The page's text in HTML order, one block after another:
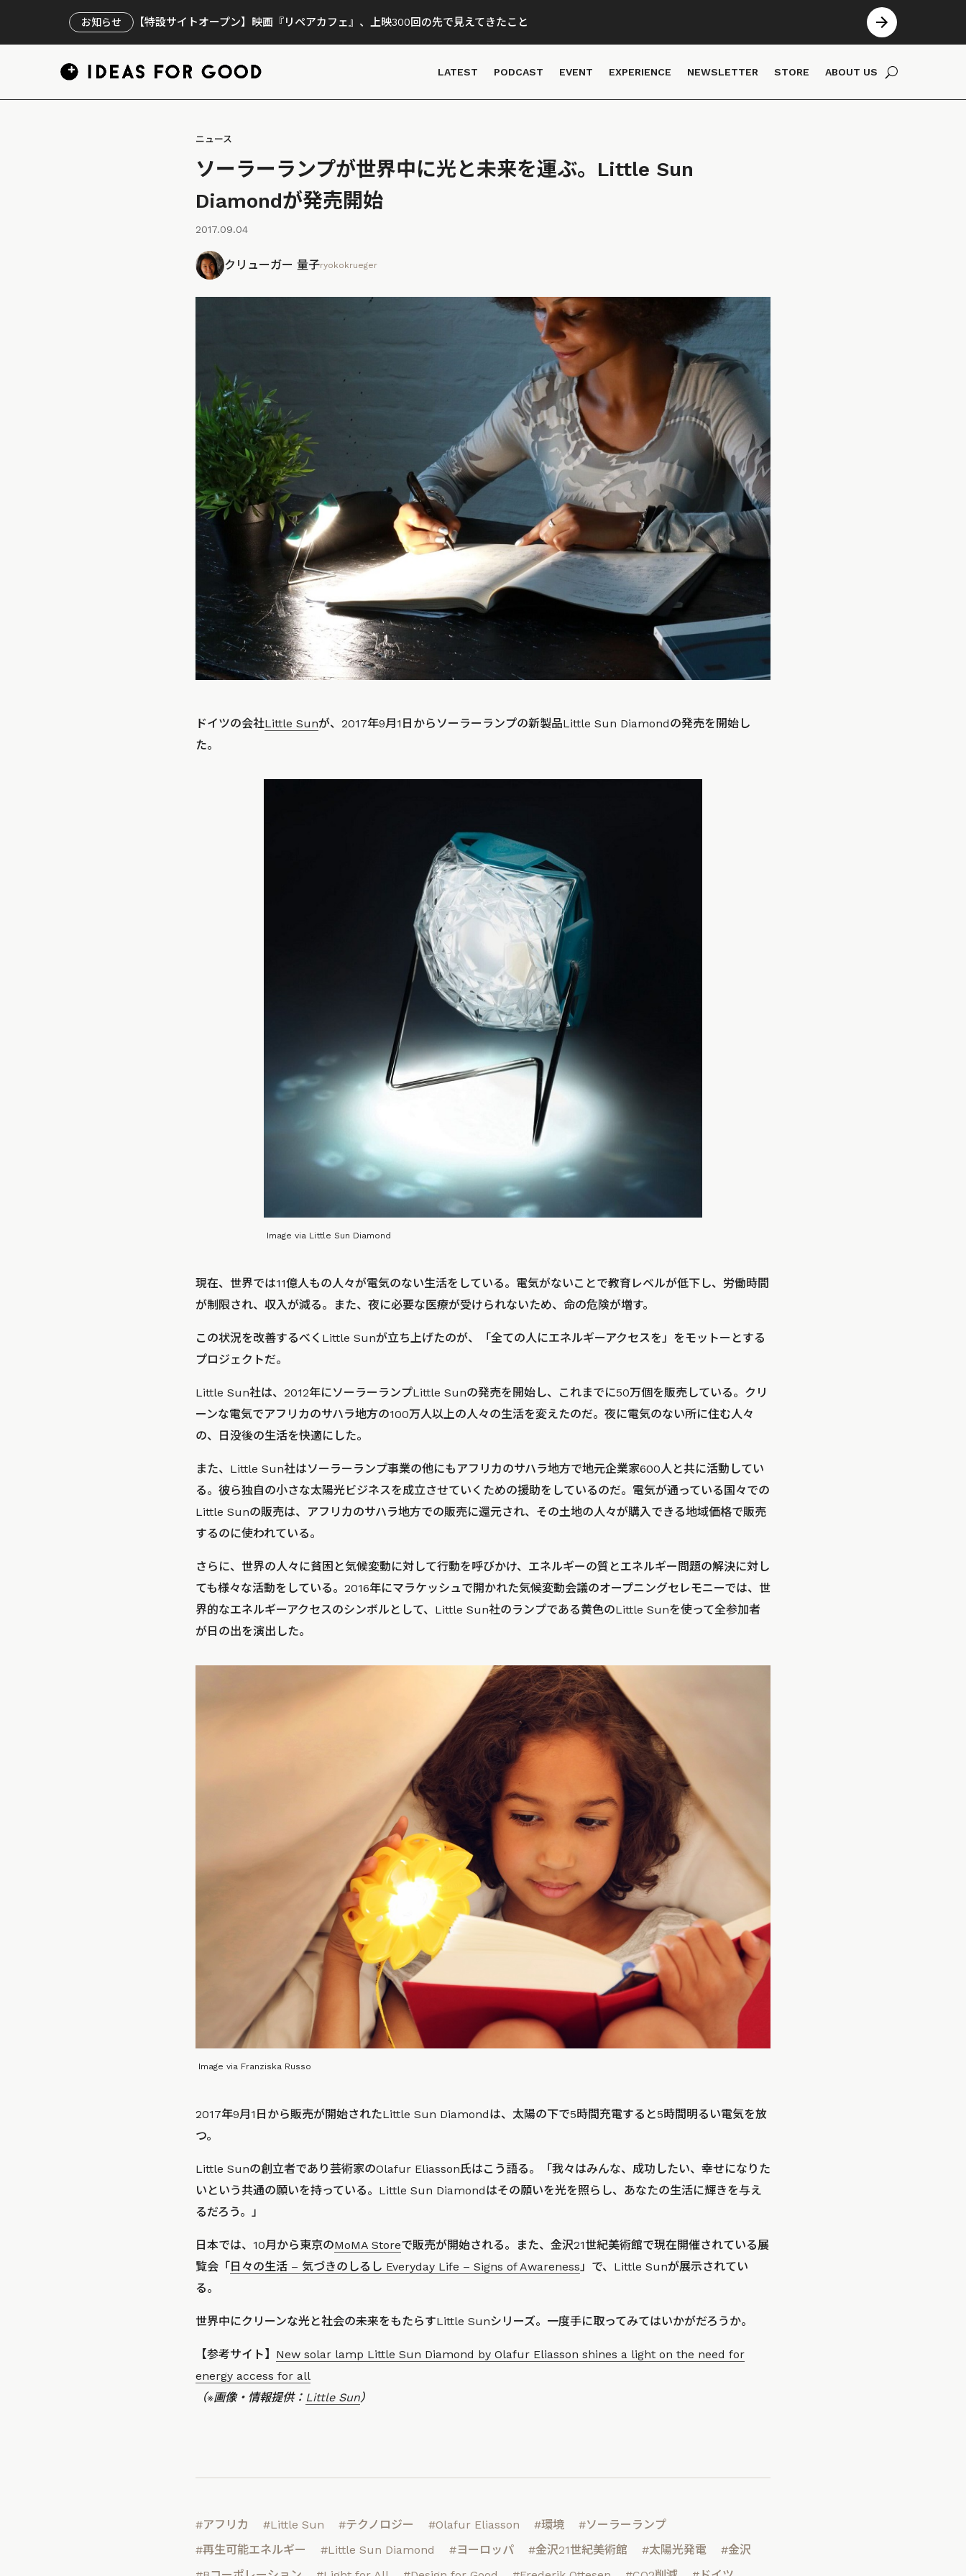
お知らせ 【特設サイトオープン】映画『リペアカフェ』、上映300回の先で見えてきたこと
LATEST PODCAST EVENT EXPERIENCE NEWSLETTER STORE ABOUT US
ニュース
ソーラーランプが世界中に光と未来を運ぶ。Little Sun
Diamondが発売開始
2017.09.04
クリューガー 量子ryokokrueger
ドイツの会社Little Sunが、2017年9月1日からソーラーランプの新製品Little Sun Diamondの発売を開始し
た。
Image via Little Sun Diamond
現在、世界では11億人もの人々が電気のない生活をしている。電気がないことで教育レベルが低下し、労働時間
が制限され、収入が減る。また、夜に必要な医療が受けられないため、命の危険が増す。
この状況を改善するべくLittle Sunが立ち上げたのが、「全ての人にエネルギーアクセスを」をモットーとする
プロジェクトだ。
Little Sun社は、2012年にソーラーランプLittle Sunの発売を開始し、これまでに50万個を販売している。クリ
ーンな電気でアフリカのサハラ地方の100万人以上の人々の生活を変えたのだ。夜に電気のない所に住む人々
の、日没後の生活を快適にした。
また、Little Sun社はソーラーランプ事業の他にもアフリカのサハラ地方で地元企業家600人と共に活動してい
る。彼ら独自の小さな太陽光ビジネスを成立させていくための援助をしているのだ。電気が通っている国々での
Little Sunの販売は、アフリカのサハラ地方での販売に還元され、その土地の人々が購入できる地域価格で販売
するのに使われている。
さらに、世界の人々に貧困と気候変動に対して行動を呼びかけ、エネルギーの質とエネルギー問題の解決に対し
ても様々な活動をしている。2016年にマラケッシュで開かれた気候変動会議のオープニングセレモニーでは、世
界的なエネルギーアクセスのシンボルとして、Little Sun社のランプである黄色のLittle Sunを使って全参加者
が日の出を演出した。
Image via Franziska Russo
2017年9月1日から販売が開始されたLittle Sun Diamondは、太陽の下で5時間充電すると5時間明るい電気を放
つ。
Little Sunの創立者であり芸術家のOlafur Eliasson氏はこう語る。「我々はみんな、成功したい、幸せになりた
いという共通の願いを持っている。Little Sun Diamondはその願いを光を照らし、あなたの生活に輝きを与え
るだろう。」
日本では、10月から東京のMoMA Storeで販売が開始される。また、金沢21世紀美術館で現在開催されている展
覧会「日々の生活 – 気づきのしるし Everyday Life – Signs of Awareness 」で、Little Sunが展示されてい
る。
世界中にクリーンな光と社会の未来をもたらすLittle Sunシリーズ。一度手に取ってみてはいかがだろうか。
【参考サイト】 New solar lamp Little Sun Diamond by Olafur Eliasson shines a light on the need for
energy access for all
（※画像・情報提供： Little Sun）
#アフリカ #Little Sun #テクノロジー #Olafur Eliasson #環境
#ソーラーランプ
#再生可能エネルギー
#Little Sun Diamond #ヨーロッパ #金沢21世紀美術館 #太陽光発電
#金沢